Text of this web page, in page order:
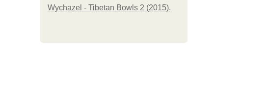
Wychazel - Tibetan Bowls 2 (2015).